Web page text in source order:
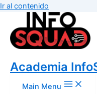
Ir al contenido
Academia
Main Menu